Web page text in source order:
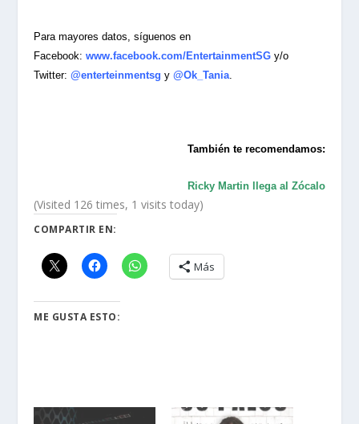
Para mayores datos, síguenos en
Facebook:www.facebook.com/EntertainmentSG y/o
Twitter:@enterteinmentsgy@Ok_Tania.
También te recomendamos:
Ricky Martin llega al Zócalo
(Visited 126 times, 1 visits today)
COMPARTIR EN:
Más
ME GUSTA ESTO: